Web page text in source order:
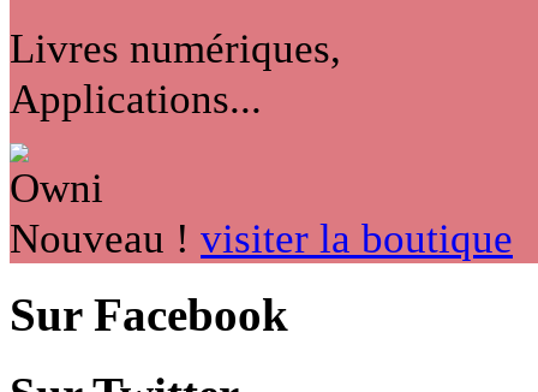
Livres numériques,
Applications...
Nouveau ! visiter la boutique
Sur Facebook